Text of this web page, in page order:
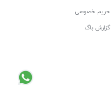
حریم خصوصی
گزارش باگ